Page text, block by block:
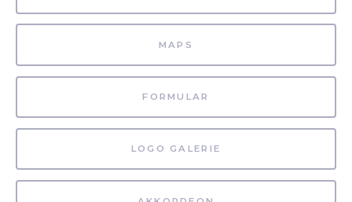
MAPS
FORMULAR
LOGO GALERIE